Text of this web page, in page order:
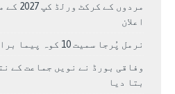
مردوں
اعلان
نرمل پُرجا سمیت 10 کوہ پیما براڈ پیک پر لاپتہ
وفاقی بورڈ نے نویں جماعت کے
بتا دیا